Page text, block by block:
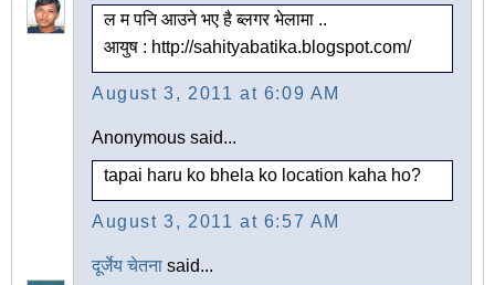
ल म पनि आउने भए है ब्लगर भेलामा ..
आयुष : http://sahityabatika.blogspot.com/
August 3, 2011 at 6:09 AM
Anonymous said...
tapai haru ko bhela ko location kaha ho?
August 3, 2011 at 6:57 AM
दूर्जेय चेतना said...